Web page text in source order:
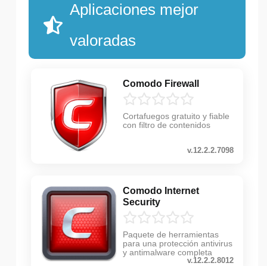
Aplicaciones mejor
valoradas
Comodo Firewall
Cortafuegos gratuito y fiable
con filtro de contenidos
v.12.2.2.7098
Comodo Internet
Security
Paquete de herramientas
para una protección antivirus
y antimalware completa
v.12.2.2.8012